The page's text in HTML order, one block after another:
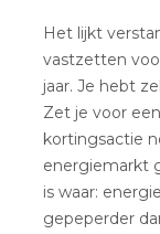
Het lijkt
vastzetten
jaar. Je hebt
Zet je voor
kortingsactie
energiemarkt
is waar:
gepeperder